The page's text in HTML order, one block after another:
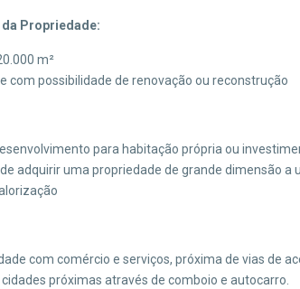
Propriedade:
m²
com possibilidade de renovação ou reconstrução
para habitação própria ou
adquirir uma propriedade de grande dimensão a
com comércio e serviços, próxima de vias de
próximas através de comboio e autocarro.